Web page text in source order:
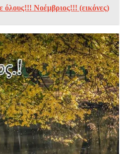
όλους!!! Νοέμβριος!!! (εικόνες)